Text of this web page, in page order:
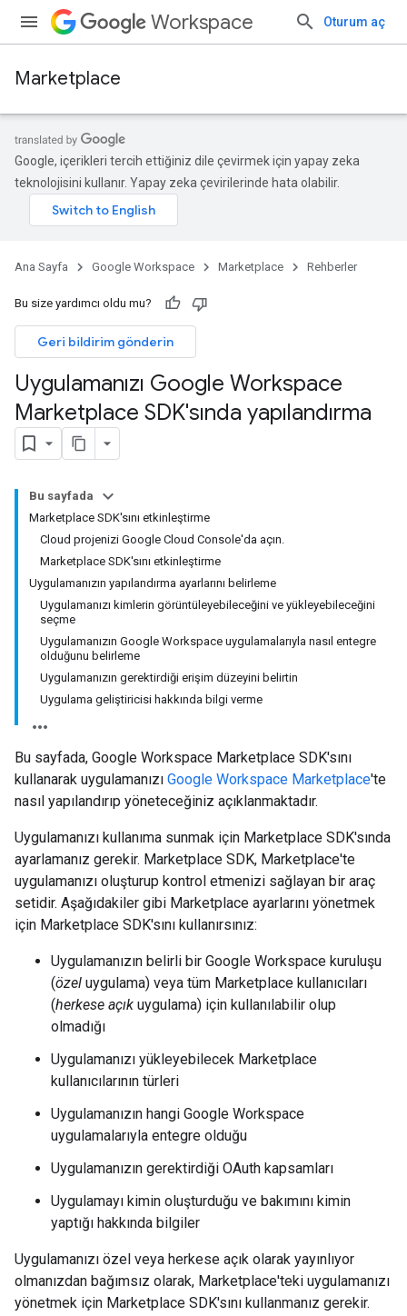
Workspace Oturum aç
Marketplace
Google, içerikleri tercih ettiğiniz dile çevirmek için yapay zeka
teknolojisini kullanır. Yapay zeka çevirilerinde hata olabilir.
Ana Sayfa Google Workspace Marketplace Rehberler
Bu size yardımcı oldu mu?
Geri bildirim gönderin
Uygulamanızı Google Workspace
Marketplace SDK'sında yapılandırma
Bu sayfada
Marketplace SDK'sını etkinleştirme
Cloud projenizi Google Cloud Console'da açın.
Marketplace SDK'sını etkinleştirme
Uygulamanızın yapılandırma ayarlarını belirleme
Uygulamanızı kimlerin görüntüleyebileceğini ve yükleyebileceğini
seçme
Uygulamanızın Google Workspace uygulamalarıyla nasıl entegre
olduğunu belirleme
Uygulamanızın gerektirdiği erişim düzeyini belirtin
Uygulama geliştiricisi hakkında bilgi verme
Bu sayfada, Google Workspace Marketplace SDK'sını
kullanarak uygulamanızı Google Workspace Marketplace'te
nasıl yapılandırıp yöneteceğiniz açıklanmaktadır.
Uygulamanızı kullanıma sunmak için Marketplace SDK'sında
ayarlamanız gerekir. Marketplace SDK, Marketplace'te
uygulamanızı oluşturup kontrol etmenizi sağlayan bir araç
setidir. Aşağıdakiler gibi Marketplace ayarlarını yönetmek
için Marketplace SDK'sını kullanırsınız:
Uygulamanızın belirli bir Google Workspace kuruluşu
(özel uygulama) veya tüm Marketplace kullanıcıları
(herkese açık uygulama) için kullanılabilir olup
olmadığı
Uygulamanızı yükleyebilecek Marketplace
kullanıcılarının türleri
Uygulamanızın hangi Google Workspace
uygulamalarıyla entegre olduğu
Uygulamanızın gerektirdiği OAuth kapsamları
Uygulamayı kimin oluşturduğu ve bakımını kimin
yaptığı hakkında bilgiler
Uygulamanızı özel veya herkese açık olarak yayınlıyor
olmanızdan bağımsız olarak, Marketplace'teki uygulamanızı
yönetmek için Marketplace SDK'sını kullanmanız gerekir.